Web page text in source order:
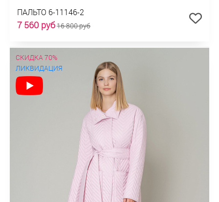
ПАЛЬТО 6-11146-2
7 560 руб16 800 руб
СКИДКА 70%
ЛИКВИДАЦИЯ